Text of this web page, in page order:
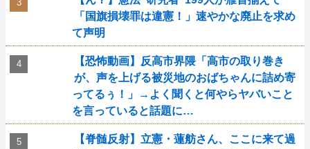
「国旗損壊罪は違憲！」速やかな廃止を求め
て声明
【恐怖動画】反高市界隈「高市の取り巻き
が、声を上げる被災地のおばちゃんに詰め寄
ってるぅ！」→よく聞くと何やらヤバいこと
を言っていると話題に…
【脊髄反射】立憲・蓮舫さん、ここに来て過